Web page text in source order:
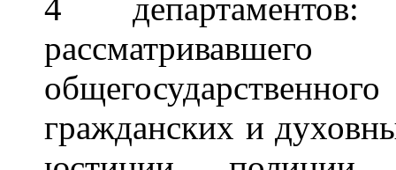
4 департаментов:
гражданских и